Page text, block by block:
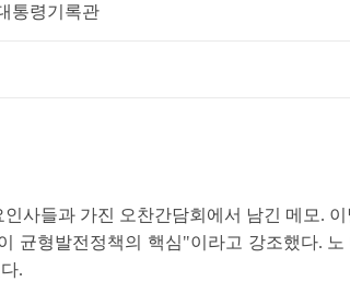
통령기록관
사들과 가진 오찬간담회에서 남긴 메모.
균형발전정책의 핵심"이라고 강조했다.
.